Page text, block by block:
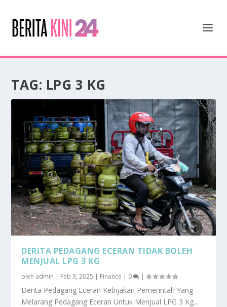
TAG: LPG 3 KG
DERITA PEDAGANG ECERAN TIDAK BOLEH
MENJUAL LPG 3 KG
oleh admin | Feb 3, 2025 | Finance | 0 |
Derita Pedagang Eceran Kebijakan Pemerintah Yang
Melarang Pedagang Eceran Untuk Menjual LPG 3 Kg...